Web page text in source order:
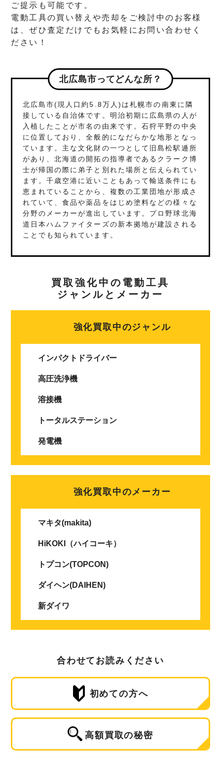
ご提示も可能です。
電動工具の買い替えや売却をご検討中のお客様
は、ぜひ査定だけでもお気軽にお問い合わせく
ださい！
北広島市ってどんな所？
北広島市(現人口約5.8万人)は札幌市の南東に隣
接している自治体です。明治初期に広島県の人が
入植したことが市名の由来です。石狩平野の中央
に位置しており、全般的になだらかな地形となっ
ています。主な文化財の一つとして旧島松駅逓所
があり、北海道の開拓の指導者であるクラーク博
士が帰国の際に弟子と別れた場所と伝えられてい
ます。千歳空港に近いこともあって輸送条件にも
恵まれていることから、複数の工業団地が形成さ
れていて、食品や薬品をはじめ塗料などの様々な
分野のメーカーが進出しています。プロ野球北海
道日本ハムファイターズの新本拠地が建設される
ことでも知られています。
買取強化中の電動工具
ジャンルとメーカー
強化買取中のジャンル
インパクトドライバー
高圧洗浄機
溶接機
トータルステーション
発電機
強化買取中のメーカー
マキタ(makita)
HiKOKI（ハイコーキ）
トプコン(TOPCON)
ダイヘン(DAIHEN)
新ダイワ
合わせてお読みください
初めての方へ
高額買取の秘密